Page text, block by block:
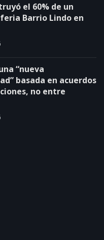
el 60% de un
Barrio Lindo en
“nueva
basada en acuerdos
no entre